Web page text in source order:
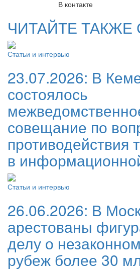
В контакте
ЧИТАЙТЕ ТАКЖЕ
Статьи и интервью
23.07.2026: В
состоялось
совещание по
противодействия
в
Статьи и интервью
26.06.2026: В
арестованы
делу о
рубеж более 30